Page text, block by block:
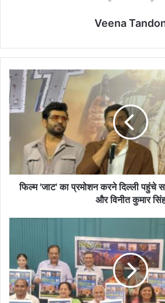
Veena
फिल्म
'जाट'
का
प्रमोशन
दिल्ली
देओल,
रणदीपफिल्म 'जाट' का प्रमोशन करने दिल्ली पहुंचे
और विनीत कुमार
मेंटल
हेल्थ
कार्निवल
सात